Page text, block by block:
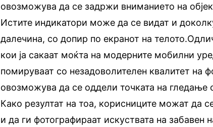
овозможува да се задржи вниманието на
Истите индикатори може да се видат и
далечина, со допир по екранот на
кои ја сакаат моќта на модерните мобилни
помируваат со незадоволителен квалитет на
овозможува да се оддели точката на гледање
Како резултат на тоа, корисниците можат да
и да ги фотографираат искуствата на забавен